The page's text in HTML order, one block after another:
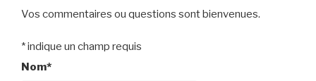
Vos commentaires ou questions sont bienvenues.
*indique un champ requis
Nom*